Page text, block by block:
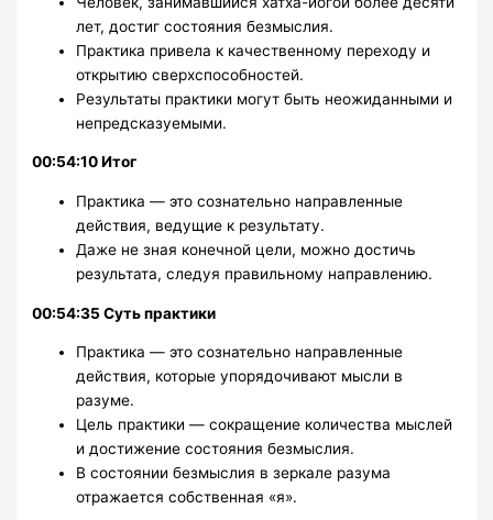
лет, достиг состояния безмыслия.
Практика привела к качественному переходу и
открытию сверхспособностей.
Результаты практики могут быть неожиданными и
непредсказуемыми.
00:54:10 Итог
Практика — это сознательно направленные
действия, ведущие к результату.
Даже не зная конечной цели, можно достичь
результата, следуя правильному направлению.
00:54:35 Суть практики
Практика — это сознательно направленные
действия, которые упорядочивают мысли в
разуме.
Цель практики — сокращение количества мыслей
и достижение состояния безмыслия.
В состоянии безмыслия в зеркале разума
отражается собственная «я».